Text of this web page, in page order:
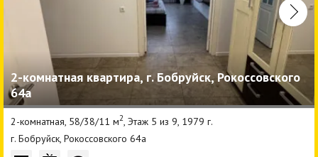
2-комнатная квартира, г. Бобруйск, Рокоссовского
64а
2-комнатная, 58/38/11 м2, Этаж 5 из 9, 1979 г.
г. Бобруйск, Рокоссовского 64а